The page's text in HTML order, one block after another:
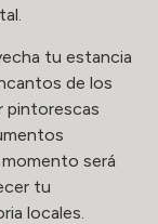
tu estancia
de los
pintorescas
será
tu
locales.